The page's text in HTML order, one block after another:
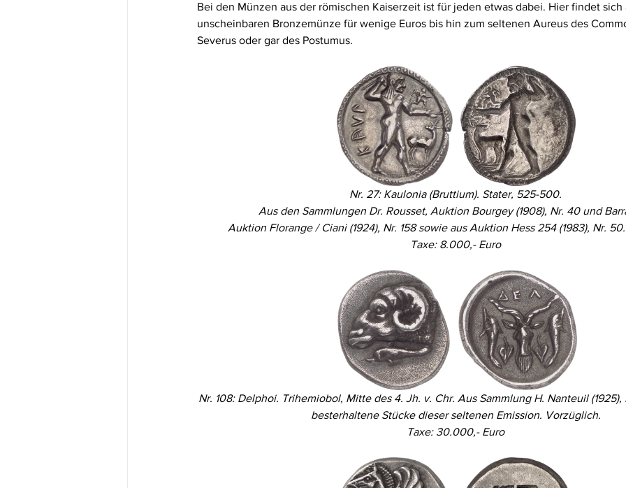
Bei den Münzen aus der römischen Kaiserzeit ist für jeden etwas dabei. Hier findet
unscheinbaren Bronzemünze für wenige Euros bis hin zum seltenen Aureus des
Severus oder gar des Postumus.
Nr. 27: Kaulonia (Bruttium). Stater, 525-500.
Aus den Sammlungen Dr. Rousset, Auktion Bourgey (1908), Nr. 40 und
Auktion Florange / Ciani (1924), Nr. 158 sowie aus Auktion Hess 254 (1983), Nr.
Taxe: 8.000,- Euro
Nr. 108: Delphoi. Trihemiobol, Mitte des 4. Jh. v. Chr. Aus Sammlung H. Nanteuil
besterhaltene Stücke dieser seltenen Emission. Vorzüglich.
Taxe: 30.000,- Euro